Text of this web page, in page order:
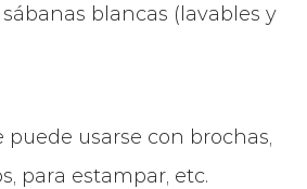
blancas (lavables y
puede usarse con brochas,
para estampar, etc.